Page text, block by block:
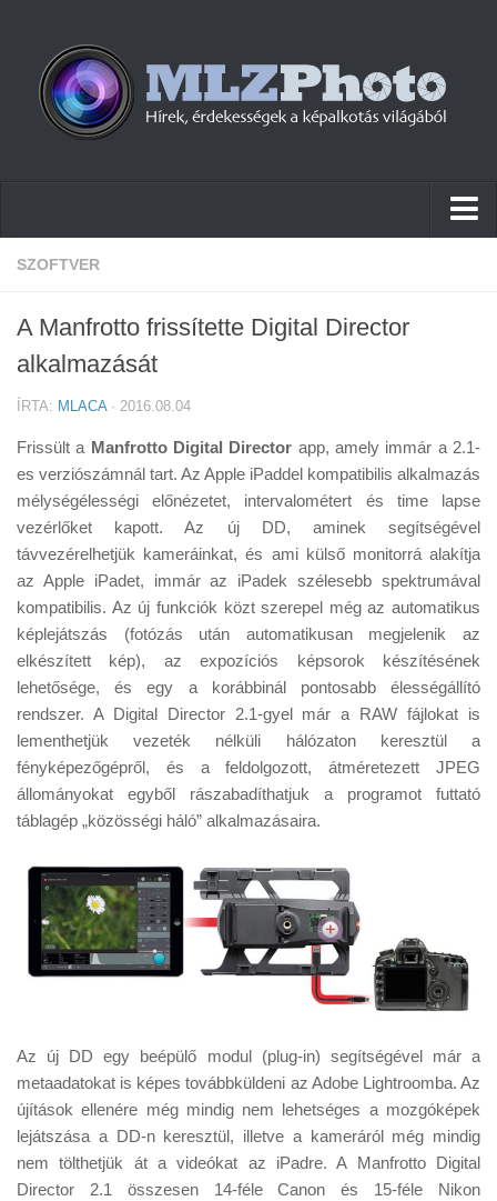
Hírek
Cikkek
Tudástár
Tanácsok
Érdekességek
Helyszíni Riport
E-BB
SZOFTVER
A Manfrotto frissítette Digital Director
alkalmazását
ÍRTA: MLACA· 2016.08.04
Frissült a Manfrotto Digital Director app, amely immár a 2.1-
es verziószámnál tart. Az Apple iPaddel kompatibilis alkalmazás
mélységélességi előnézetet, intervalométert és time lapse
vezérlőket kapott. Az új DD, aminek segítségével
távvezérelhetjük kameráinkat, és ami külső monitorrá alakítja
az Apple iPadet, immár az iPadek szélesebb spektrumával
kompatibilis. Az új funkciók közt szerepel még az automatikus
képlejátszás (fotózás után automatikusan megjelenik az
elkészített kép), az expozíciós képsorok készítésének
lehetősége, és egy a korábbinál pontosabb élességállító
rendszer. A Digital Director 2.1-gyel már a RAW fájlokat is
lementhetjük vezeték nélküli hálózaton keresztül a
fényképezőgépről, és a feldolgozott, átméretezett JPEG
állományokat egyből rászabadíthatjuk a programot futtató
táblagép „közösségi háló” alkalmazásaira.
Az új DD egy beépülő modul (plug-in) segítségével már a
metaadatokat is képes továbbküldeni az Adobe Lightroomba. Az
újítások ellenére még mindig nem lehetséges a mozgóképek
lejátszása a DD-n keresztül, illetve a kameráról még mindig
nem tölthetjük át a videókat az iPadre. A Manfrotto Digital
Director 2.1 összesen 14-féle Canon és 15-féle Nikon